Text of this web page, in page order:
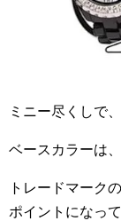
ミニー尽くしで
ベースカラーは
トレードマーク
ポイントになっ